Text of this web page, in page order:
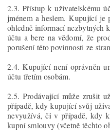
2.3. Přístup k uživatelskému
jménem a heslem. Kupující je
ohledně informací nezbytných
účtu a bere na vědomí, že
porušení této povinnosti ze
2.4. Kupující není oprávněn
účtu třetím osobám.
2.5. Prodávající může zrušit
případě, kdy kupující svůj
nevyužívá, či v případě, kdy
kupní smlouvy (včetně těchto